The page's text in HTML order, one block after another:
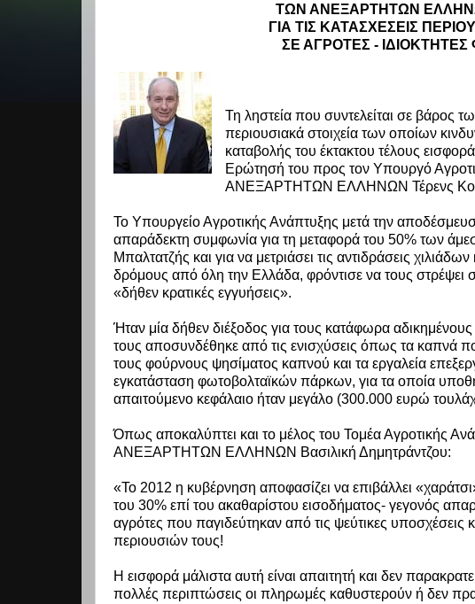
ΤΩΝ ΑΝΕΞΑΡΤΗΤΩΝ
ΓΙΑ ΤΙΣ ΚΑΤΑΣΧΕΣΕΙΣ
ΣΕ ΑΓΡΟΤΕΣ -
Τη ληστεία που συντελείται σε βάρος
περιουσιακά στοιχεία των οποίων
καταβολής του έκτακτου τέλους
Ερώτησή του προς τον Υπουργό
ΑΝΕΞΑΡΤΗΤΩΝ ΕΛΛΗΝΩΝ Τέρενς
Το Υπουργείο Αγροτικής Ανάπτυξης μετά την
απαράδεκτη συμφωνία για τη μεταφορά του 50% των
Μπαλτατζής και για να μετριάσει τις αντιδράσεις
δρόμους από όλη την Ελλάδα, φρόντισε να τους
«δήθεν κρατικές εγγυήσεις».
Ήταν μία δήθεν διέξοδος για τους κατάφωρα
τους αποσυνδέθηκε από τις ενισχύσεις όπως τα καπνά
τους φούρνους ψησίματος καπνού και τα εργαλεία
εγκατάσταση φωτοβολταϊκών πάρκων, για τα οποία
απαιτούμενο κεφάλαιο ήταν μεγάλο (300.000 ευρώ
Όπως αποκαλύπτει και το μέλος του Τομέα Αγροτικής
ΑΝΕΞΑΡΤΗΤΩΝ ΕΛΛΗΝΩΝ Βασιλική Δημητράντζου:
«Το 2012 η κυβέρνηση αποφασίζει να επιβάλλει
του 30% επί του ακαθαρίστου εισοδήματος- γεγονός
αγρότες που παγιδεύτηκαν από τις ψεύτικες
περιουσιών τους!
Η εισφορά μάλιστα αυτή είναι απαιτητή και δεν
πολλές περιπτώσεις οι πληρωμές καθυστερούν ή δεν